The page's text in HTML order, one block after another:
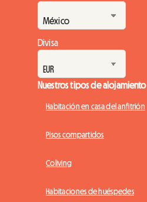
Divisa
Nuestros tipos de alojamiento
Habitación en casa del anfitrión
Pisos compartidos
Coliving
Habitaciones de huéspedes